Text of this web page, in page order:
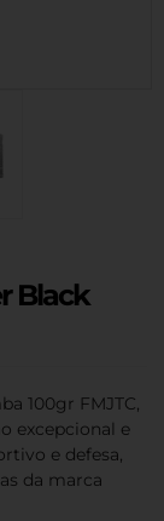
Black
100gr FMJTC,
excepcional e
e defesa,
da marca